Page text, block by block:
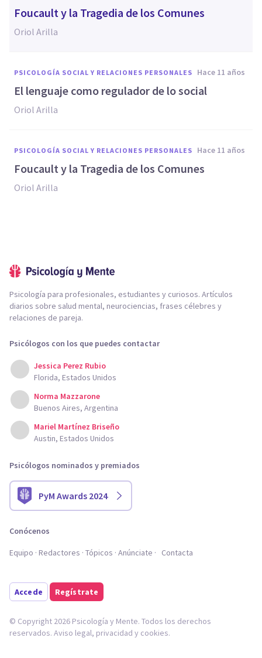
Foucault y la Tragedia de los Comunes
Oriol Arilla
PSICOLOGÍA SOCIAL Y RELACIONES PERSONALES hace 11 años
El lenguaje como regulador de lo social
Oriol Arilla
PSICOLOGÍA SOCIAL Y RELACIONES PERSONALES hace 11 años
Foucault y la Tragedia de los Comunes
Oriol Arilla
Psicología para profesionales, estudiantes y curiosos. Artículos
diarios sobre salud mental, neurociencias, frases célebres y
relaciones de pareja.
Psicólogos con los que puedes contactar
Jessica Perez Rubio
Florida, Estados Unidos
Norma Mazzarone
Buenos Aires, Argentina
Mariel Martínez Briseño
Austin, Estados Unidos
Psicólogos nominados y premiados
PyM Awards 2024
Conócenos
Equipo Redactores Tópicos Anúnciate Contacta
Accede Regístrate
© Copyright 2026 Psicología y Mente. Todos los derechos
reservados. Aviso legal, privacidad y cookies.